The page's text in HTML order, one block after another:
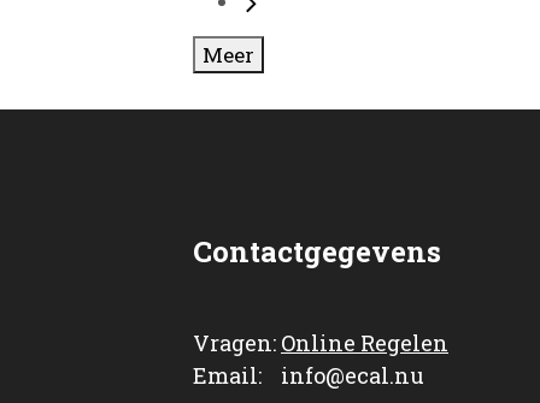
Meer
Contactgegevens
Vragen: Online Regelen
Email: info@ecal.nu